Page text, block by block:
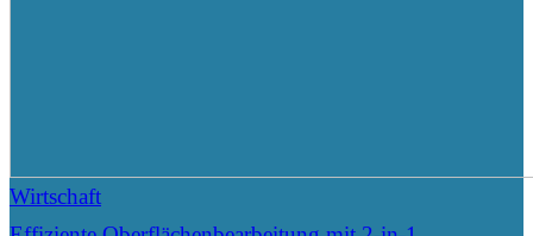
Wirtschaft